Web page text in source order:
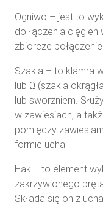
Ogniwo – jest to
do łączenia cięgien
zbiorcze
Szakla – to klamra
lub Ω (szakla
lub sworzniem.
w zawiesiach, a
pomiędzy
formie ucha
Hak - to element
zakrzywionego
Składa się on z